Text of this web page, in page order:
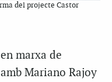
del projecte Castor
marxa de
Mariano Rajoy